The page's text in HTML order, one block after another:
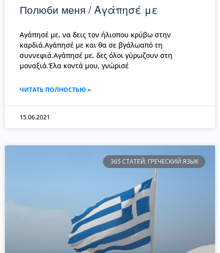
Полюби меня / Αγάπησέ με
Αγάπησέ με, να δεις τον ήλιοπου κρύβω στην
καρδιά.Αγάπησέ με και θα σε βγάλωαπό τη
συννεφιά.Αγάπησέ με, δες όλοι γύρωζουν στη
μοναξιά.Έλα κοντά μου, γνώρισέ
ЧИТАТЬ ПОЛНОСТЬЮ »
15.06.2021
365 СТАТЕЙ: ГРЕЧЕСКИЙ ЯЗЫК